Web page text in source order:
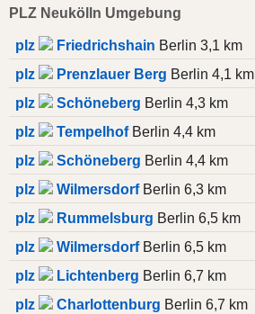
PLZ Neukölln Umgebung
plz Friedrichshain Berlin 3,1 km
plz
Prenzlauer Berg Berlin 4,1 km
plz
Schöneberg Berlin 4,3 km
plz
TempelhofBerlin 4,4 km
plz
Schöneberg Berlin 4,4 km
plz
WilmersdorfBerlin 6,3 km
plz
Rummelsburg Berlin 6,5 km
plz
WilmersdorfBerlin 6,5 km
plz
Lichtenberg Berlin 6,7 km
plz
Charlottenburg Berlin 6,7 km